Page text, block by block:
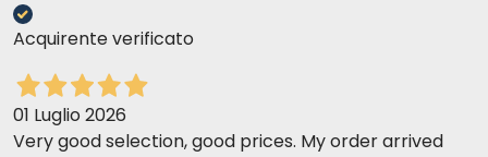
Acquirente verificato
01 Luglio 2026
Very good selection, good prices. My order arrived